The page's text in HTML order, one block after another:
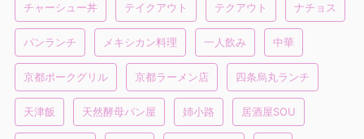
チャーシュー丼 テイクアウト テクアウト ナチョス
パンランチ メキシカン料理 一人飲み 中華
京都ポークグリル 京都ラーメン店 四条烏丸ランチ
天津飯 天然酵母パン屋 姉小路 居酒屋SOU